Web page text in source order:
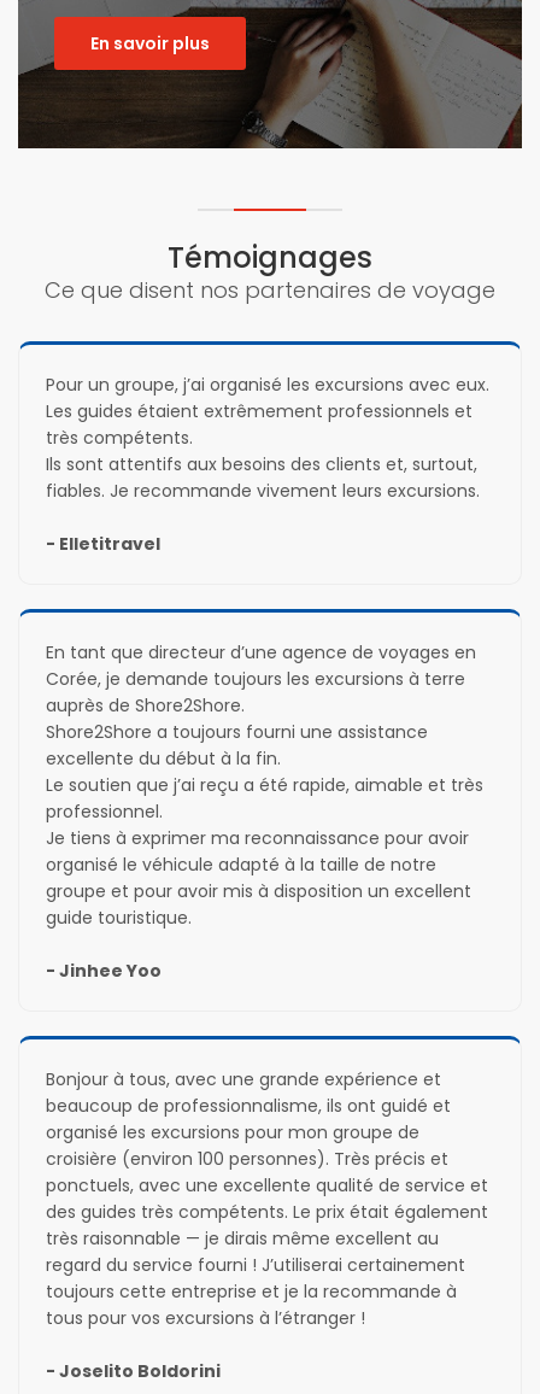
En savoir plus
Témoignages
Ce que disent nos partenaires de voyage
Pour un groupe, j’ai organisé les excursions avec eux.
Les guides étaient extrêmement professionnels et
très compétents.
Ils sont attentifs aux besoins des clients et, surtout,
fiables. Je recommande vivement leurs excursions.
- Elletitravel
En tant que directeur d’une agence de voyages en
Corée, je demande toujours les excursions à terre
auprès de Shore2Shore.
Shore2Shore a toujours fourni une assistance
excellente du début à la fin.
Le soutien que j’ai reçu a été rapide, aimable et très
professionnel.
Je tiens à exprimer ma reconnaissance pour avoir
organisé le véhicule adapté à la taille de notre
groupe et pour avoir mis à disposition un excellent
guide touristique.
- Jinhee Yoo
Bonjour à tous, avec une grande expérience et
beaucoup de professionnalisme, ils ont guidé et
organisé les excursions pour mon groupe de
croisière (environ 100 personnes). Très précis et
ponctuels, avec une excellente qualité de service et
des guides très compétents. Le prix était également
très raisonnable — je dirais même excellent au
regard du service fourni ! J’utiliserai certainement
toujours cette entreprise et je la recommande à
tous pour vos excursions à l’étranger !
- Joselito Boldorini